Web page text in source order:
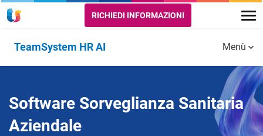
RICHIEDI INFORMAZIONI
TeamSystem HR AI
Paghe
HUMAN
CAPITAL
Menù
Software Sorveglianza Sanitaria
Aziendale